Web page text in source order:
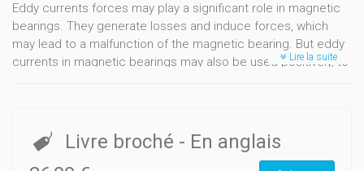
Eddy currents forces may play a significant role in magnetic
bearings. They generate losses and induce forces, which
may lead to a malfunction of the magnetic bearing. But eddy
currents in magnetic bearings may also be used positively, to
model aimed to explain the physical consequences of the
forces due to eddy currents in any type of rotating magnetic
bearing. The developed model is able to predict, analyze or
Lire la suite
Livre broché - En anglais